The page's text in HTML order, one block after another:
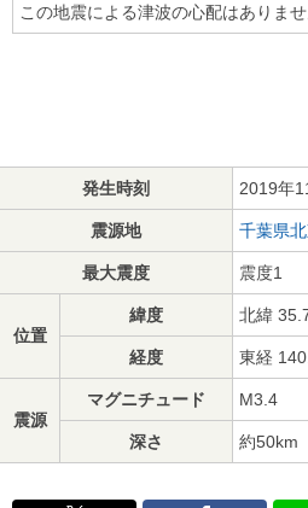
この地震による津波の心配はありませ
発生時刻 2019年
震源地 千葉県
最大震度 震度1
位置
緯度 北緯
経度 東経
震源
マグニチュード M3.4
深さ 約50km